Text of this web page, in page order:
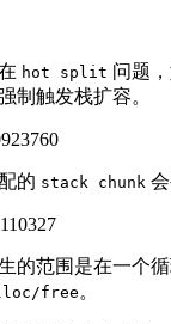
hot split 问题
制触发栈扩容。
的 stack chunk
的范围是在一个
free 。